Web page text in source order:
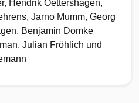
Hendrik Oettershagen,
Jarno Mumm, Georg
Benjamin Domke
Julian Fröhlich und